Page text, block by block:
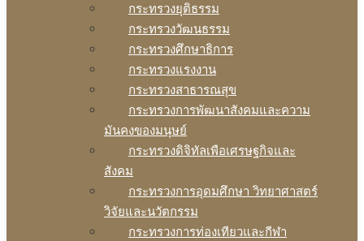
กระทรวงยุติธรรม
กระทรวงวัฒนธรรม
กระทรวงศึกษาธิการ
กระทรวงแรงงาน
กระทรวงสาธารณสุข
กระทรวงการพัฒนาสังคมและความ
มันคงของมนุษย์
กระทรวงดิจิทัลเพือเศรษฐกิจและ
สังคม
กระทรวงการอุดมศึกษา วิทยาศาสตร์
วิจัยและนวัตกรรม
กระทรวงการท่องเทียวและกีฬา